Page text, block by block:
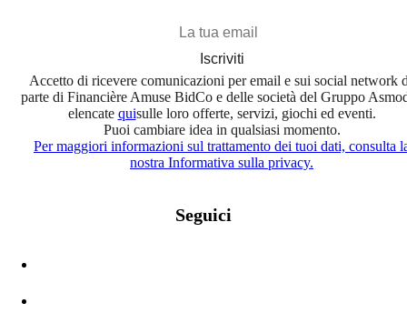
Iscriviti
Accetto di ricevere comunicazioni per email e sui social network
parte di Financière Amuse BidCo e delle società del Gruppo
elencate quisulle loro offerte, servizi, giochi ed eventi.
Puoi cambiare idea in qualsiasi momento.
Per maggiori informazioni sul trattamento dei tuoi dati, consulta
nostra Informativa sulla privacy.
Seguici